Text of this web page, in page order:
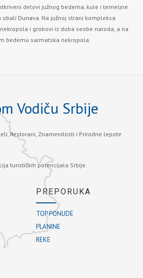
delovi južnog bedema, kule i temeljne
obali Dunava. Na južnoj strani kompleksa
i grobovi iz doba seobe naroda, a na
bedemu sarmatska nekropola.
Vodiču Srbije
Restorani, Znamenitosti i Prirodne lepote
turističkih potencijala Srbije.
PREPORUKA
TOP PONUDE
PLANINE
REKE